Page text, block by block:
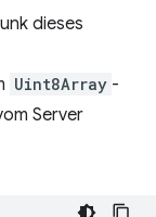
dieses
Uint8Array -
Server